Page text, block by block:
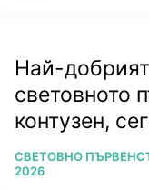
Най-
световното
контузен,
ПОВЕЧЕ ОТ
СВЕТОВНО
2026